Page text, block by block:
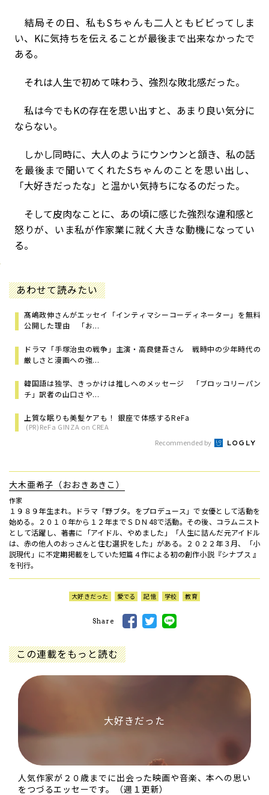
結局その日、私もSちゃんも二人ともビビってしま
い、Kに気持ちを伝えることが最後まで出来なかったで
ある。
それは人生で初めて味わう、強烈な敗北感だった。
私は今でもKの存在を思い出すと、あまり良い気分に
ならない。
しかし同時に、大人のようにウンウンと頷き、私の話
を最後まで聞いてくれたSちゃんのことを思い出し、
「大好きだったな」と温かい気持ちになるのだった。
そして皮肉なことに、あの頃に感じた強烈な違和感と
怒りが、いま私が作家業に就く大きな動機になってい
る。
あわせて読みたい
髙嶋政伸さんがエッセイ「インティマシーコーディネーター」を無料
公開した理由 「お...
ドラマ「手塚治虫の戦争」主演・高良健吾さん 戦時中の少年時代の
厳しさと漫画への強...
韓国語は独学、きっかけは推しへのメッセージ 「ブロッコリーパン
チ」訳者の山口さや...
上質な眠りも美髪ケアも！ 銀座で体感するReFa
(PR)ReFa GINZA on CREA
Recommended by
大木亜希子（おおきあきこ）
作家
１９８９年生まれ。ドラマ「野ブタ。をプロデュース」で女優として活動を
始める。２０１０年から１２年までＳＤＮ48で活動。その後、コラムニスト
として活躍し、著書に「アイドル、やめました」「人生に詰んだ元アイドル
は、赤の他人のおっさんと住む選択をした」がある。２０２２年３月、「小
説現代」に不定期掲載をしていた短篇４作による初の創作小説『シナプス 』
を刊行。
大好きだった 愛でる 記憶 学校 教育
Share
この連載をもっと読む
大好きだった
人気作家が２０歳までに出会った映画や音楽、本への思い
をつづるエッセーです。（週１更新）